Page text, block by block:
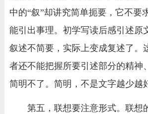
中的“叙”却讲究简单扼要，它不要
能引出事理。初学写读后感引述原
叙述不简要，实际上变成复述了。
者还不能把握所要引述部分的精神
简明不了。简明，不是文字越少越
第五，联想要注意形式。联想